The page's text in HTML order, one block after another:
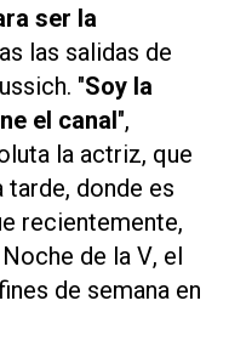
ser la
las salidas de
"Soy la
el canal",
la actriz, que
tarde, donde es
recientemente,
Noche de la V, el
de semana en